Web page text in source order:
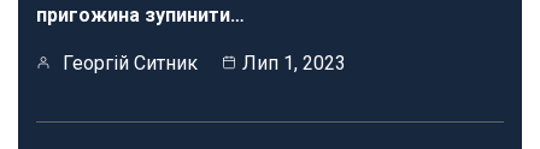
пригожина зупинити…
Георгій Ситник Лип 1, 2023